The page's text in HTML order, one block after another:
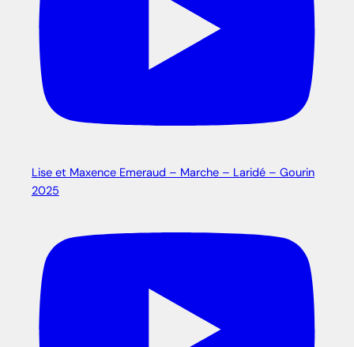
Lise et Maxence Emeraud – Marche – Laridé – Gourin
2025